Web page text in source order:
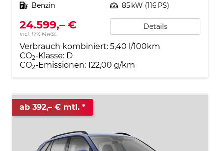
Kraftstoff Benzin Leistung 85 kW (116 PS)
24.599,– €
incl. 17% MwSt.
Details
Verbrauch kombiniert: 5,40 l/100km
CO2-Klasse: D
CO2-Emissionen: 122,00 g/km
ab 392,– € mtl.